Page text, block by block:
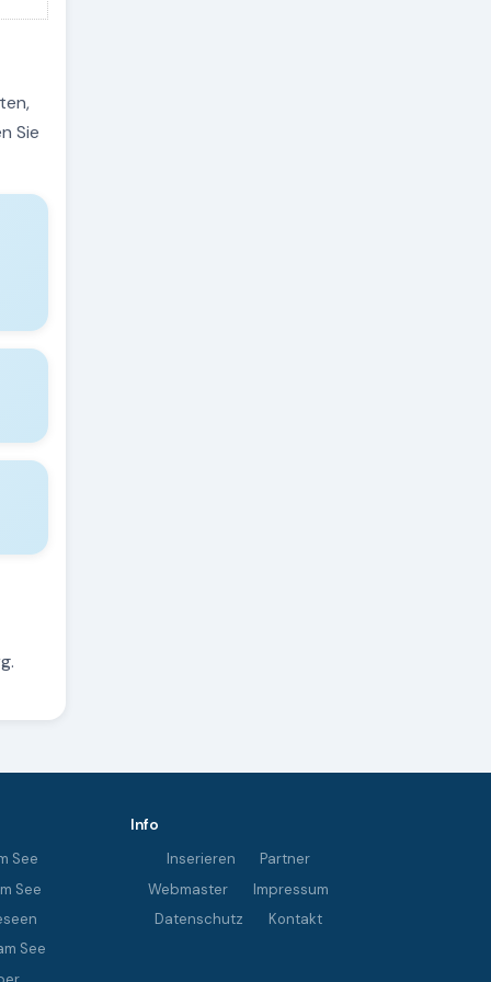
Sie
See
See
See
Info
Inserieren
Partner
Webmaster
Impressum
Datenschutz
Kontakt